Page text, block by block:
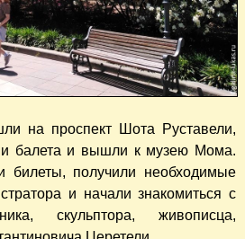
на проспект Шота Руставели,
балета и вышли к музею Мома.
билеты, получили необходимые
и начали знакомиться с
скульптора, живописца,